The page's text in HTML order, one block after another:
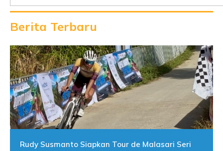
Berita Terbaru
Rudy Susmanto Siapkan Tour de Malasari Seri